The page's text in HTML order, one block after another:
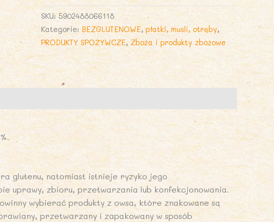
OWSIANE
BEZGLUTENOWE
BIO
600
g
-
BIO
SKU: 5902488066118
Kategorie: BEZGLUTENOWE,płatki, musli, otręby,
PRODUKTY SPOŻYWCZE, Zboża i produkty zbożowe
glutenu, natomiast istnieje ryzyko jego
uprawy, zbioru, przetwarzania lub konfekcjonowania.
wybierać produkty z owsa, które znakowane są
przetwarzany i zapakowany w sposób